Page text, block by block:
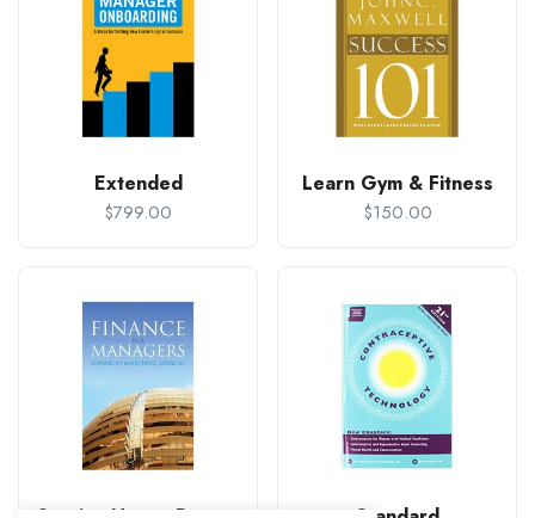
Extended
$799.00
Learn Gym & Fitness
$150.00